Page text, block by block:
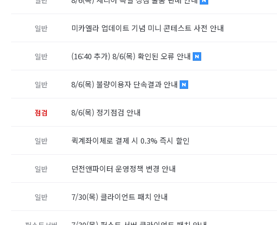
일반 미카엘라 업데이트 기념 미니 콘테스트 사전 안내
일반 (16:40 추가) 8/6(목) 확인된 오류 안내
일반 8/6(목) 불량이용자 단속결과 안내
점검 8/6(목) 정기점검 안내
일반 퀵계좌이체로 결제 시 0.3% 즉시 할인
일반 던전앤파이터 운영정책 변경 안내
일반 7/30(목) 클라이언트 패치 안내